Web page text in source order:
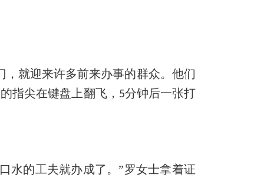
就迎来许多前来办事的群众。他们
指尖在键盘上翻飞， 5分钟后一张打
水的工夫就办成了。”罗女士拿着证